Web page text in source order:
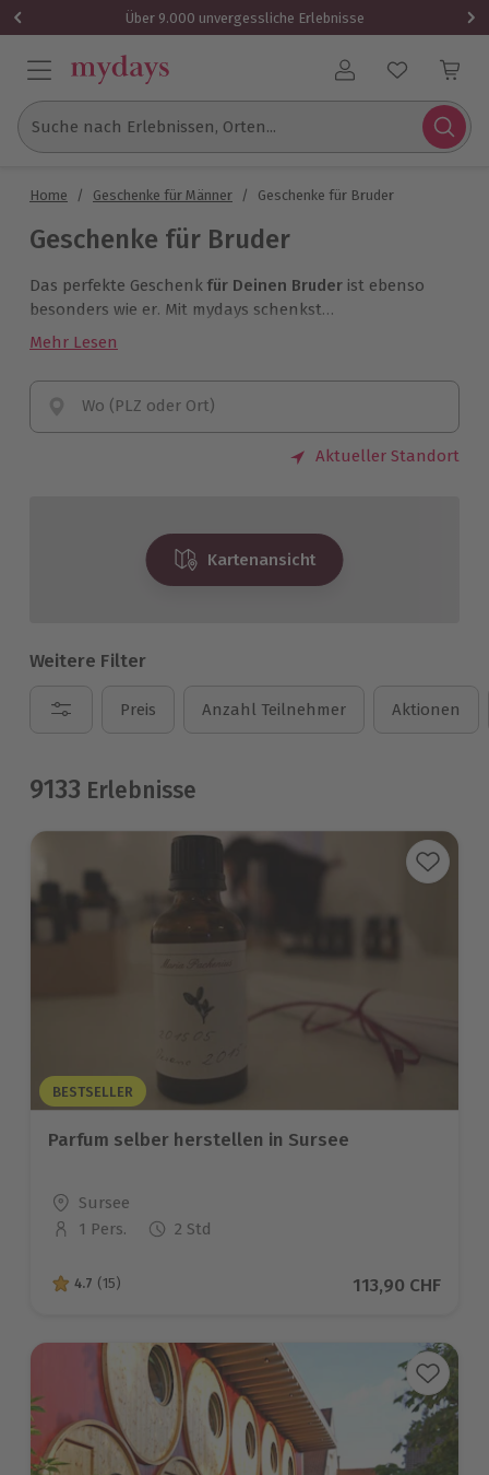
Über 9.000 unvergessliche Erlebnisse
Benutzerkonto
Suche nach Erlebnissen, Orten...
Home / Geschenke für Männer / Geschenke für Bruder
Geschenke für Bruder
Das perfekte Geschenk für Deinen Bruder ist ebenso
besonders wie er. Mit mydays schenkst
Du unvergessliche Gemeinsamzeit
Mehr Lesen
Wo (PLZ oder Ort)
Aktueller Standort
Kartenansicht
Weitere Filter
Preis Anzahl Teilnehmer Aktionen
9133 Erlebnisse
BESTSELLER
Parfum selber herstellen in Sursee
Standort
Sursee
Anzahl der Teilnehmer
1 Pers. 2 Std
4.7 von 5 Sternen basierend auf 15 Bewertungen
4.7 (15) Aktueller Preis
113,90 CHF